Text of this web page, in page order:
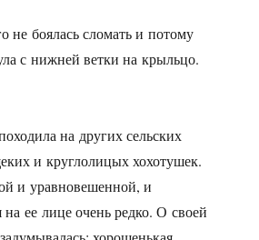
не боялась сломать и потому
с нижней ветки на крыльцо.
на других сельских
и круглолицых хохотушек.
и уравновешенной, и
на ее лице очень редко. О своей